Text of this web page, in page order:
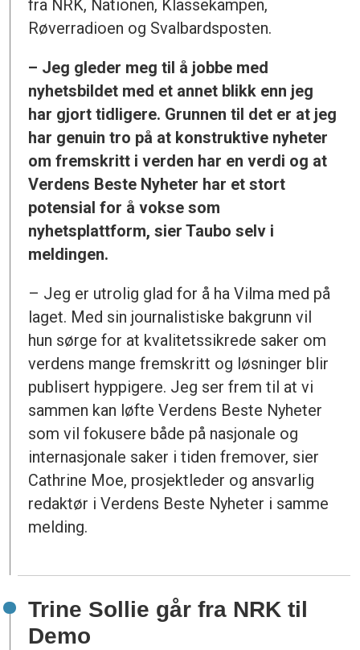
fra NRK, Nationen, Klassekampen,
Røverradioen og Svalbardsposten.
– Jeg gleder meg til å jobbe med
nyhetsbildet med et annet blikk enn jeg
har gjort tidligere. Grunnen til det er at jeg
har genuin tro på at konstruktive nyheter
om fremskritt i verden har en verdi og at
Verdens Beste Nyheter har et stort
potensial for å vokse som
nyhetsplattform, sier Taubo selv i
meldingen.
– Jeg er utrolig glad for å ha Vilma med på
laget. Med sin journalistiske bakgrunn vil
hun sørge for at kvalitetssikrede saker om
verdens mange fremskritt og løsninger blir
publisert hyppigere. Jeg ser frem til at vi
sammen kan løfte Verdens Beste Nyheter
som vil fokusere både på nasjonale og
internasjonale saker i tiden fremover, sier
Cathrine Moe, prosjektleder og ansvarlig
redaktør i Verdens Beste Nyheter i samme
melding.
Trine Sollie går fra NRK til
Demo